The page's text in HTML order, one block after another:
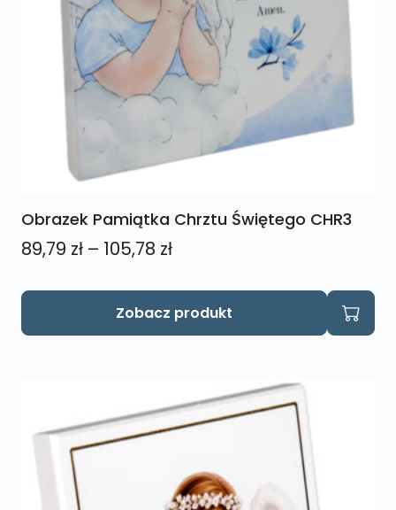
Obrazek Pamiątka Chrztu Świętego CHR3
89,79 zł – 105,78 złZakres
89,79 zł
Zobacz produkt
Ten
można
wybrać